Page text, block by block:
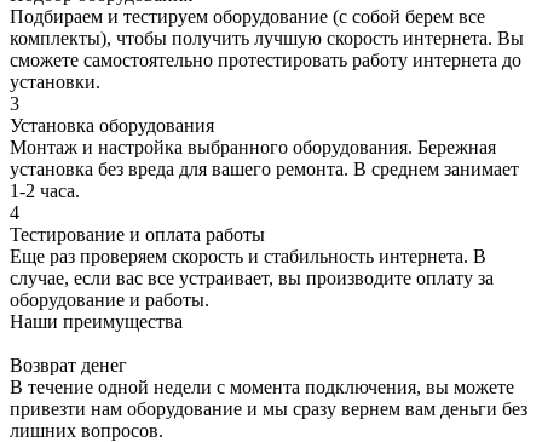
Подбираем и тестируем оборудование (с собой берем все
комплекты), чтобы получить лучшую скорость интернета. Вы
сможете самостоятельно протестировать работу интернета до
установки.
3
Установка оборудования
Монтаж и настройка выбранного оборудования. Бережная
установка без вреда для вашего ремонта. В среднем занимает
1-2 часа.
4
Тестирование и оплата работы
Еще раз проверяем скорость и стабильность интернета. В
случае, если вас все устраивает, вы производите оплату за
оборудование и работы.
Наши преимущества
Возврат денег
В течение одной недели с момента подключения, вы можете
привезти нам оборудование и мы сразу вернем вам деньги без
лишних вопросов.